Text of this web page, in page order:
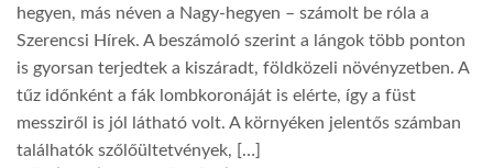
hegyen, más néven a Nagy-hegyen – számolt be róla a
Szerencsi Hírek. A beszámoló szerint a lángok több ponton
is gyorsan terjedtek a kiszáradt, földközeli növényzetben. A
tűz időnként a fák lombkoronáját is elérte, így a füst
messziről is jól látható volt. A környéken jelentős számban
találhatók szőlőültetvények, […]